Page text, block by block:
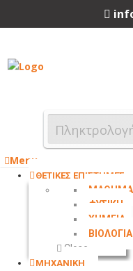
Menu
ΘΕΤΙΚΕΣ ΕΠΙΣΤΗΜΕΣ
ΦΥΣΙΚΗ
ΧΗΜΕΙΑ
ΒΙΟΛΟΓΙΑ
Close
ΜΗΧΑΝΙΚΗ